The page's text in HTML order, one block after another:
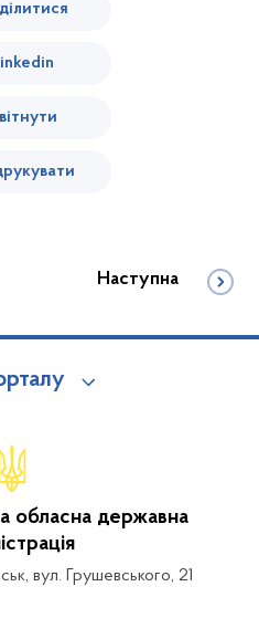
Наступна
обласна державна
вул. Грушевського, 21